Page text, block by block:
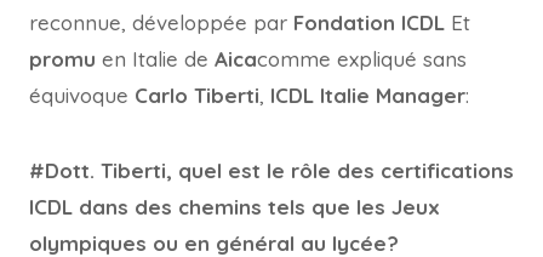
reconnue, développée par Fondation ICDL Et
promu en Italie de Aicacomme expliqué sans
équivoque Carlo Tiberti, ICDL Italie Manager:
#Dott. Tiberti, quel est le rôle des certifications
ICDL dans des chemins tels que les Jeux
olympiques ou en général au lycée?